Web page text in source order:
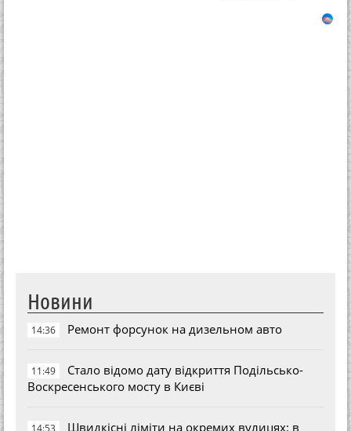
Новини
14:36 Ремонт форсунок на дизельном авто
11:49
Стало відомо дату відкриття Подільсько-
Воскресенського мосту в Києві
Швидкісні ліміти на окремих вулицях: в